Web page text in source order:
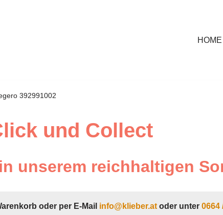
HOME
392991002
und Collect
unserem reichhaltigen
oder per E-Mail info@klieber.at oder unter 0664